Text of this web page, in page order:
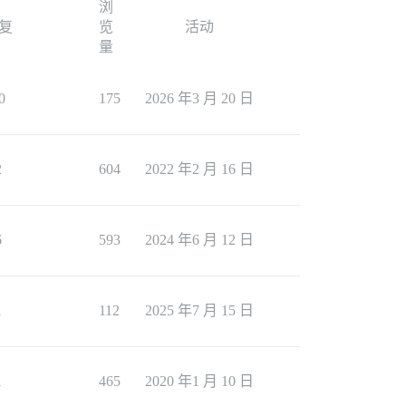
浏
览
量
活动
175 2026 年3 月 20 日
604 2022 年2 月 16 日
593 2024 年6 月 12 日
112 2025 年7 月 15 日
465 2020 年1 月 10 日